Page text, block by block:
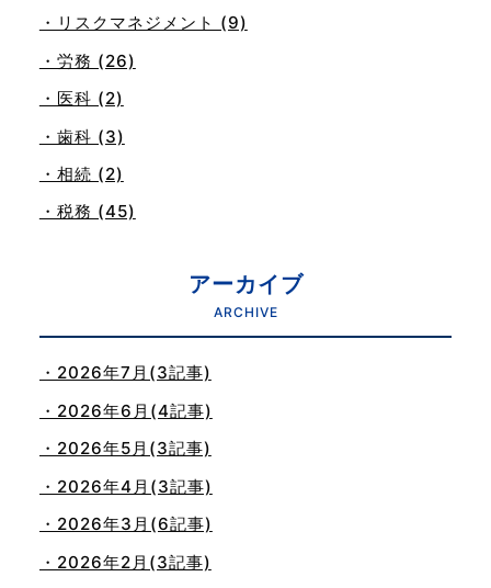
・リスクマネジメント (9)
・労務 (26)
・医科 (2)
・歯科 (3)
・相続 (2)
・税務 (45)
アーカイブ
ARCHIVE
・2026年7月(3記事)
・2026年6月(4記事)
・2026年5月(3記事)
・2026年4月(3記事)
・2026年3月(6記事)
・2026年2月(3記事)